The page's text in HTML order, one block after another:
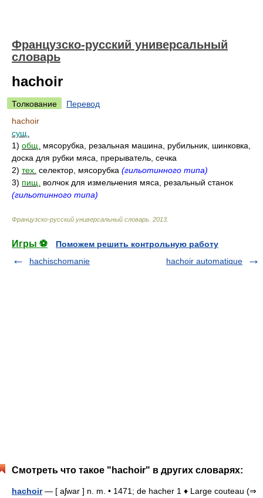
Французско-русский универсальный
словарь
hachoir
Толкование
Перевод
hachoir
сущ.
1) общ.
мясорубка, резальная машина, рубильник, шинковка,
доска для рубки мяса, прерыватель, сечка
2) тех. селектор, мясорубка (гильотинного типа)
3) пищ.
волчок для измельчения мяса, резальный станок
(гильотинного типа)
Французско-русский универсальный словарь 2013
Игры ⚽
Поможем решить контрольную работу
hachischomanie
hachoir automatique
Смотреть что такое "hachoir" в других словарях:
hachoir— [ aʃwar ] n. m. • 1471; de hacher 1 ♦ Large couteau (⇒